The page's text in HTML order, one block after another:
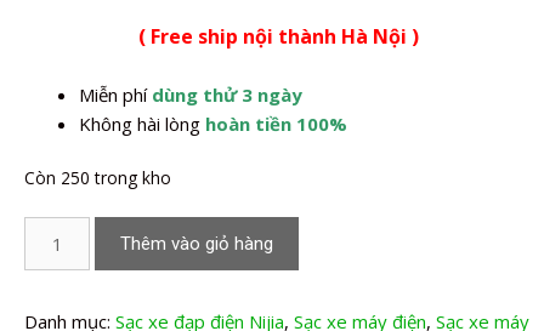
là:
tại
280.000,0₫.
( Free ship nội thành Hà Nội )
Miễn phí dùng thử 3 ngày
Không hài lòng hoàn tiền 100%
Còn 250 trong kho
điện
Thêm vào giỏ hàng
Danh mục: Sạc xe đạp điện Nijia, Sạc xe máy điện, Sạc xe máy